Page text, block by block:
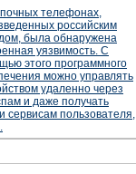
телефонах,
российским
была обнаружена
уязвимость. С
этого программного
можно управлять
удаленно через
и даже получать
сервисам пользователя,